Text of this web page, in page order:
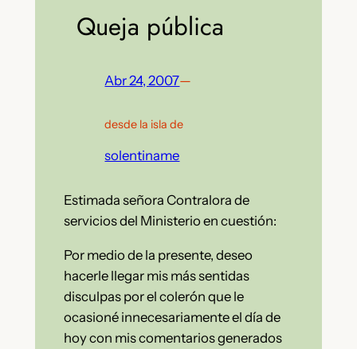
Queja pública
Abr 24, 2007—
desde la isla de
solentiname
Estimada señora Contralora de
servicios del Ministerio en cuestión:
Por medio de la presente, deseo
hacerle llegar mis más sentidas
disculpas por el colerón que le
ocasioné innecesariamente el día de
hoy con mis comentarios generados